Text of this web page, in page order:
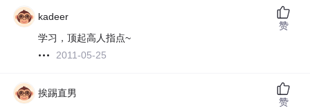
kadeer
学习，顶起高人指点~
2011-05-25
赞
挨踢直男
赞